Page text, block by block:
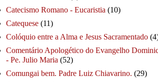
Catecismo Romano - Eucaristia (10)
Catequese (11)
Colóquio entre a Alma e Jesus Sacramentado
Comentário Apologético do Evangelho
- Pe. Julio Maria (52)
Comungai bem. Padre Luiz Chiavarino. (29)